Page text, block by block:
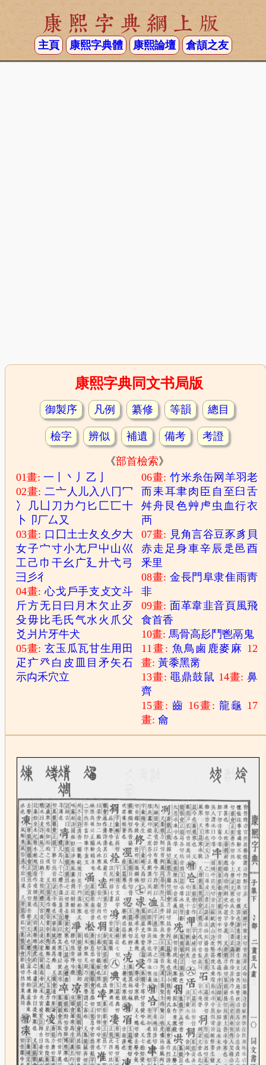
康熙字典網上版
主頁 康熙字典體 康熙論壇 倉頡之友
康熙字典同文书局版
御製序 凡例 纂修 等韻 總目
檢字 辨似 補遺 備考 考證
《部首檢索》
01畫:一 丶 丿 乙
02畫:二亠 人 儿入 八 冂冖
冫
几 凵 刀 力 勹 匕 匚匸十
卜
卩厂厶 又
03畫: 口 囗 土士夂 夊 夕大
女子宀寸小尢尸 屮 山巛
工 己 巾 干幺 广廴廾弋弓
彐 彡彳
04畫:心戈 戶手支 攴文斗
斤方无 日 曰 月木 欠止 歹
殳毋 比毛 氏气水 火 爪父
爻 爿 片牙牛犬
05畫:玄玉 瓜瓦甘生用 田
疋 疒癶 白 皮 目矛 矢石
示禸禾穴立
06畫: 竹米糸缶网 羊羽老
而耒耳聿肉 臣 自 至 臼舌
舛舟 艮色艸 虍 虫 血行衣
襾
07畫: 見角言谷豆豕豸 貝
赤走 足身車辛辰 辵 邑酉
釆里
08畫: 金長門 阜隶隹雨靑
非
09畫: 面革韋韭音頁風飛
食首香
10畫:馬骨高髟 鬥鬯鬲 鬼
11畫: 魚鳥 鹵 鹿麥 麻 12
畫:黃黍黑黹
13畫: 黽鼎鼓鼠 14畫:鼻
齊
15畫:齒 16畫:龍龜 17
畫:龠